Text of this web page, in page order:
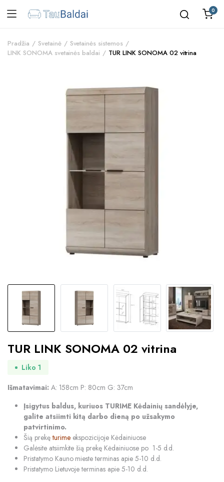
0
Pradžia Svetainė
Svetainės sistemos
LINK SONOMA svetainės baldai
TUR LINK SONOMA 02 vitrina
TUR LINK SONOMA 02 vitrina
Liko 1
Išmatavimai: A: 158cm P: 80cm G: 37cm
Įsigytus baldus, kuriuos TURIME Kėdainių sandėlyje,
galite atsiimti kitą darbo dieną po užsakymo
patvirtinimo.
Šią prekęturimeekspozicijoje Kėdainiuose
Galėsite atsiimkite šią prekę Kėdainiuose po 1-5 d.d.
Pristatymo Kauno mieste terminas apie 5-10 d.d.
Pristatymo Lietuvoje terminas apie 5-10 d.d.